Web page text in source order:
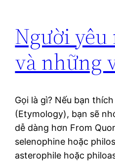
Người
và những
Gọi là gì? Nếu bạn
(Etymology), bạn sẽ
dễ dàng hơn From
selenophine hoặc
asterophile hoặc